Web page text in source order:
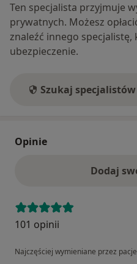
Ten specjalista przyjmuje
prywatnych. Możesz
znaleźć innego
ubezpieczenie.
Szukaj
Opinie
Dodaj
101 opinii
Najczęściej wymieniane przez